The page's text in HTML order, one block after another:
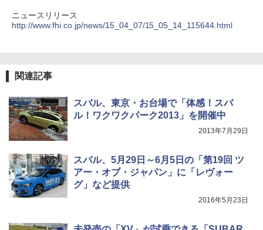
ニュースリリース
http://www.fhi.co.jp/news/15_04_07/15_05_14_115644.html
関連記事
スバル、東京・お台場で「体感！スバ
ル！ワクワクパーク2013」を開催中
2013年7月29日
スバル、5月29日～6月5日の「第19回 ツ
アー・オブ・ジャパン」に「レヴォー
グ」など提供
2016年5月23日